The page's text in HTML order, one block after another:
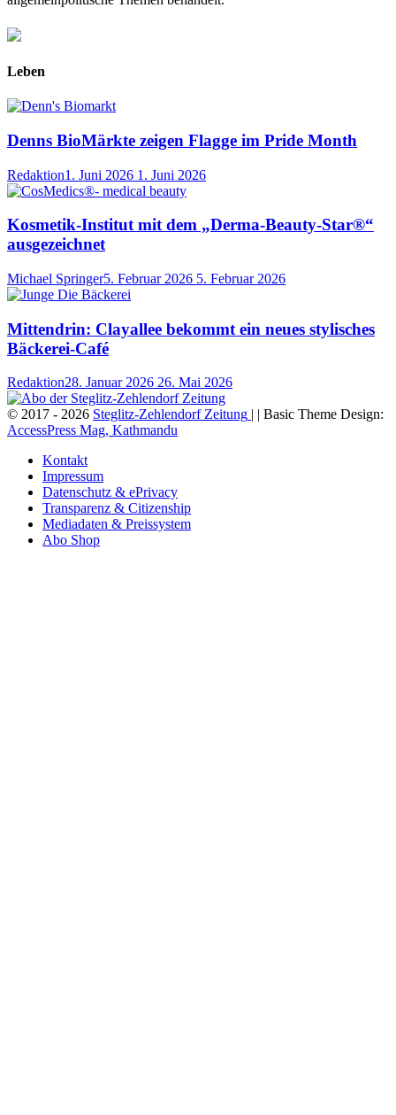
Leben
Denns BioMärkte zeigen Flagge im Pride Month
Redaktion1. Juni 2026 1. Juni 2026
Kosmetik-Institut mit dem „Derma-Beauty-Star®“
ausgezeichnet
Michael Springer5. Februar 2026 5. Februar 2026
Mittendrin: Clayallee bekommt ein neues stylisches
Bäckerei-Café
Redaktion28. Januar 2026 26. Mai 2026
© 2017 - 2026 Steglitz-Zehlendorf Zeitung | | Basic Theme Design:
AccessPress Mag, Kathmandu
Kontakt
Impressum
Datenschutz & ePrivacy
Transparenz & Citizenship
Mediadaten & Preissystem
Abo Shop